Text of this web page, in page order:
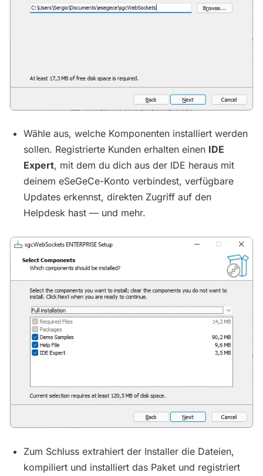
Wähle aus, welche Komponenten installiert werden
sollen. Registrierte Kunden erhalten einen IDE
Expert, mit dem du dich aus der IDE heraus mit
deinem eSeGeCe-Konto verbindest, verfügbare
Updates erkennst, direkten Zugriff auf den
Helpdesk hast — und mehr.
Zum Schluss extrahiert der Installer die Dateien,
kompiliert und installiert das Paket und registriert